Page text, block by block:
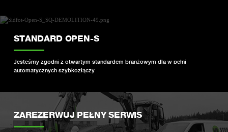
STANDARD OPEN-S
Jesteśmy zgodni z otwartym standardem branżowym dla w pełni
automatycznych szybkozłączy
ZAREZERWUJ PEŁNY SERWIS